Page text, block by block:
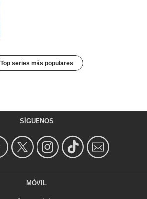
Top series más populares
SÍGUENOS
MÓVIL